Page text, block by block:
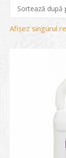
Afișez singurul